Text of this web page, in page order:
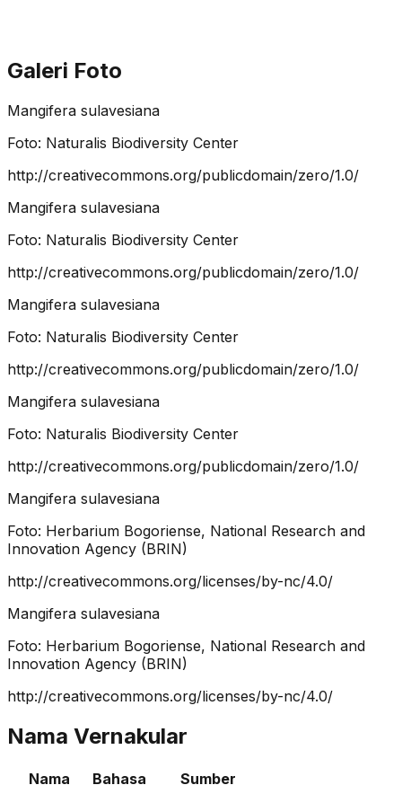
Galeri Foto
Mangifera sulavesiana
Foto: Naturalis Biodiversity Center
http://creativecommons.org/publicdomain/zero/1.0/
Mangifera sulavesiana
Foto: Naturalis Biodiversity Center
http://creativecommons.org/publicdomain/zero/1.0/
Mangifera sulavesiana
Foto: Naturalis Biodiversity Center
http://creativecommons.org/publicdomain/zero/1.0/
Mangifera sulavesiana
Foto: Naturalis Biodiversity Center
http://creativecommons.org/publicdomain/zero/1.0/
Mangifera sulavesiana
Foto: Herbarium Bogoriense, National Research and
Innovation Agency (BRIN)
http://creativecommons.org/licenses/by-nc/4.0/
Mangifera sulavesiana
Foto: Herbarium Bogoriense, National Research and
Innovation Agency (BRIN)
http://creativecommons.org/licenses/by-nc/4.0/
Nama Vernakular
Nama Bahasa Sumber